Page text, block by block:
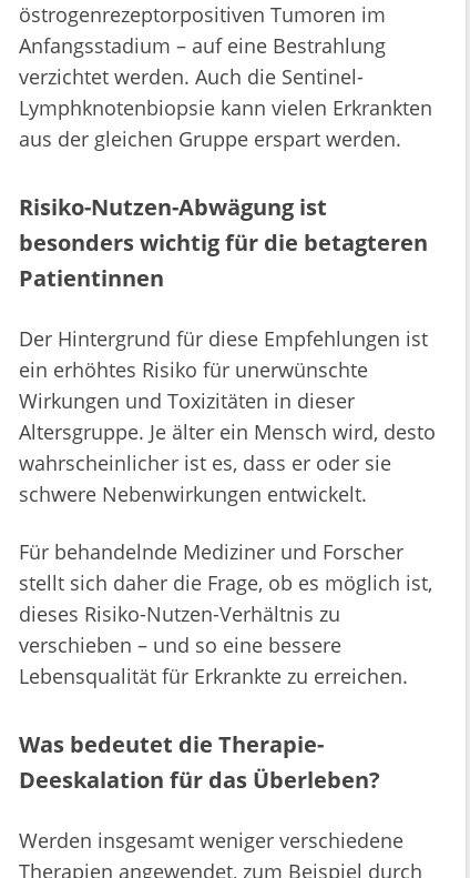
östrogenrezeptorpositiven Tumoren im
Anfangsstadium – auf eine Bestrahlung
verzichtet werden. Auch die Sentinel-
Lymphknotenbiopsie kann vielen Erkrankten
aus der gleichen Gruppe erspart werden.
Risiko-Nutzen-Abwägung ist
besonders wichtig für die betagteren
Patientinnen
Der Hintergrund für diese Empfehlungen ist
ein erhöhtes Risiko für unerwünschte
Wirkungen und Toxizitäten in dieser
Altersgruppe. Je älter ein Mensch wird, desto
wahrscheinlicher ist es, dass er oder sie
schwere Nebenwirkungen entwickelt.
Für behandelnde Mediziner und Forscher
stellt sich daher die Frage, ob es möglich ist,
dieses Risiko-Nutzen-Verhältnis zu
verschieben – und so eine bessere
Lebensqualität für Erkrankte zu erreichen.
Was bedeutet die Therapie-
Deeskalation für das Überleben?
Werden insgesamt weniger verschiedene
Therapien angewendet, zum Beispiel durch